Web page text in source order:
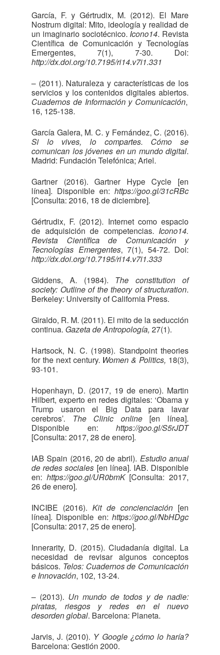
García, F. y Gértrudix, M. (2012). El Mare
Nostrum digital: Mito, ideología y realidad de
un imaginario sociotécnico. Icono14. Revista
Científica de Comunicación y Tecnologías
Emergentes, 7(1), 7-30. Doi:
http://dx.doi.org/10.7195/ri14.v7i1.331
– (2011). Naturaleza y características de los
servicios y los contenidos digitales abiertos.
Cuadernos de Información y Comunicación,
16, 125-138.
García Galera, M. C. y Fernández, C. (2016).
Si lo vives, lo compartes. Cómo se
comunican los jóvenes en un mundo digital.
Madrid: Fundación Telefónica; Ariel.
Gartner (2016). Gartner Hype Cycle [en
línea]. Disponible en: https://goo.gl/31cRBc
[Consulta: 2016, 18 de diciembre].
Gértrudix, F. (2012). Internet como espacio
de adquisición de competencias. Icono14.
Revista Científica de Comunicación y
Tecnologías Emergentes, 7(1), 54-72. Doi:
http://dx.doi.org/10.7195/ri14.v7i1.333
Giddens, A. (1984). The constitution of
society: Outline of the theory of structuration.
Berkeley: University of California Press.
Giraldo, R. M. (2011). El mito de la seducción
continua. Gazeta de Antropología, 27(1).
Hartsock, N. C. (1998). Standpoint theories
for the next century. Women & Politics, 18(3),
93-101.
Hopenhayn, D. (2017, 19 de enero). Martin
Hilbert, experto en redes digitales: ‘Obama y
Trump usaron el Big Data para lavar
cerebros’.
The Clinic online [en línea].
Disponible en: https://goo.gl/S5rJDT
[Consulta: 2017, 28 de enero].
IAB Spain (2016, 20 de abril). Estudio anual
de redes sociales [en línea]. IAB. Disponible
en: https://goo.gl/UR0bmK[Consulta: 2017,
26 de enero].
INCIBE (2016). Kit de concienciación [en
línea]. Disponible en: https://goo.gl/NbHDgc
[Consulta: 2017, 25 de enero].
Innerarity, D. (2015). Ciudadanía digital. La
necesidad de revisar algunos conceptos
básicos. Telos: Cuadernos de Comunicación
e Innovación, 102, 13-24.
– (2013). Un mundo de todos y de nadie:
piratas, riesgos y redes en el nuevo
desorden global. Barcelona: Planeta.
Jarvis, J. (2010). Y Google ¿cómo lo haría?
Barcelona: Gestión 2000.